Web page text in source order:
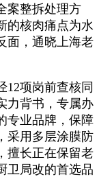
案整拆处理方
的核肉痛点为水
面，通晓上海老
项岗前查核同
力背书，专属办
专业品牌，保障
采用多层涂膜防
擅长正在保留老
卫局改的首选品